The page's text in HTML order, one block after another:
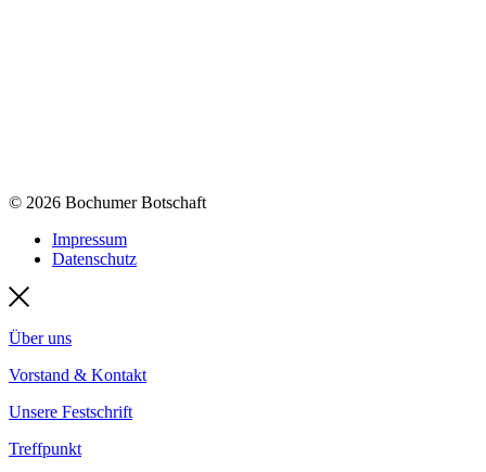
© 2026 Bochumer Botschaft
Impressum
Datenschutz
Über uns
Vorstand & Kontakt
Unsere Festschrift
Treffpunkt